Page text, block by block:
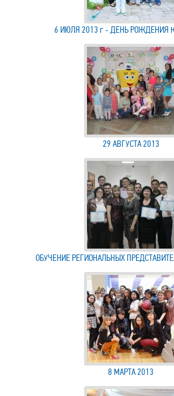
6 ИЮЛЯ 2013 г - ДЕНЬ РОЖДЕНИЯ
29 АВГУСТА 2013
ОБУЧЕНИЕ РЕГИОНАЛЬНЫХ
8 МАРТА 2013